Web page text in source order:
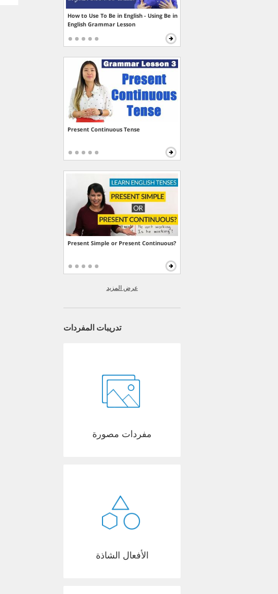
How to Use To Be in English - Using Be in
English Grammar Lesson
Present Continuous Tense
Present Simple or Present Continuous?
عرض المزيد
تدريبات المفردات
مفردات مصورة
الأفعال الشاذة